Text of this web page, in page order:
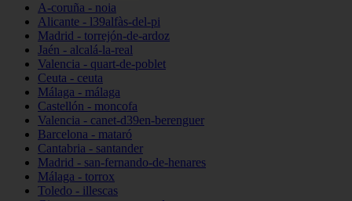
A-coruña - noia
Alicante - l39alfàs-del-pi
Madrid - torrejón-de-ardoz
Jaén - alcalá-la-real
Valencia - quart-de-poblet
Ceuta - ceuta
Málaga - málaga
Castellón - moncofa
Valencia - canet-d39en-berenguer
Barcelona - mataró
Cantabria - santander
Madrid - san-fernando-de-henares
Málaga - torrox
Toledo - illescas